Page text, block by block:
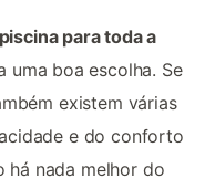
para toda a
uma boa escolha. Se
existem várias
e do conforto
há nada melhor do